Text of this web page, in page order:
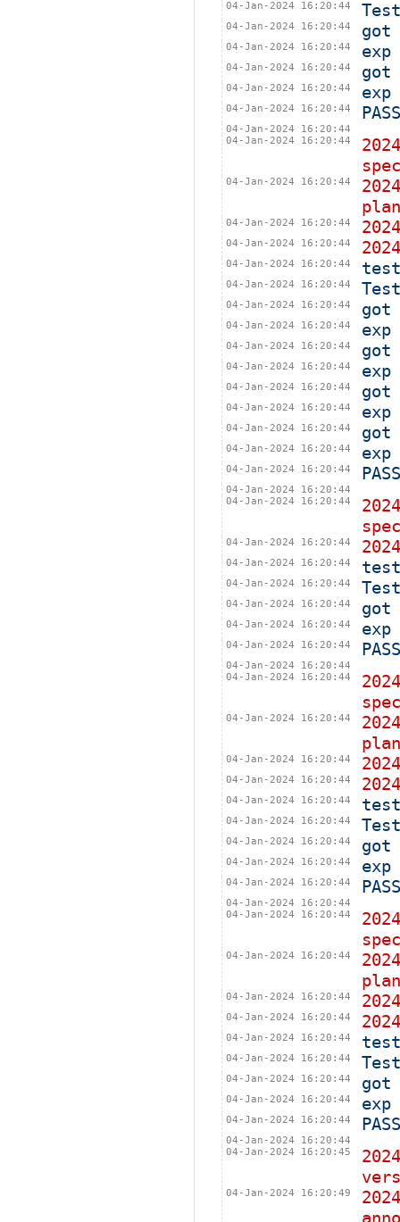
04-Jan-2024 16:20:44
04-Jan-2024 16:20:44 got
04-Jan-2024 16:20:44 exp
04-Jan-2024 16:20:44 got
04-Jan-2024 16:20:44 exp
04-Jan-2024 16:20:44
04-Jan-2024 16:20:44
04-Jan-2024 16:20:44
04-Jan-2024 16:20:44
04-Jan-2024 16:20:44
04-Jan-2024 16:20:44
04-Jan-2024 16:20:44
04-Jan-2024 16:20:44
04-Jan-2024 16:20:44 got
04-Jan-2024 16:20:44 exp
04-Jan-2024 16:20:44 got
04-Jan-2024 16:20:44 exp
04-Jan-2024 16:20:44 got
04-Jan-2024 16:20:44 exp
04-Jan-2024 16:20:44 got
04-Jan-2024 16:20:44 exp
04-Jan-2024 16:20:44
04-Jan-2024 16:20:44
04-Jan-2024 16:20:44
04-Jan-2024 16:20:44
04-Jan-2024 16:20:44
04-Jan-2024 16:20:44
04-Jan-2024 16:20:44 got
04-Jan-2024 16:20:44 exp
04-Jan-2024 16:20:44
04-Jan-2024 16:20:44
04-Jan-2024 16:20:44
04-Jan-2024 16:20:44
04-Jan-2024 16:20:44
04-Jan-2024 16:20:44
04-Jan-2024 16:20:44
04-Jan-2024 16:20:44
04-Jan-2024 16:20:44 got
04-Jan-2024 16:20:44 exp
04-Jan-2024 16:20:44
04-Jan-2024 16:20:44
04-Jan-2024 16:20:44
04-Jan-2024 16:20:44
04-Jan-2024 16:20:44
04-Jan-2024 16:20:44
04-Jan-2024 16:20:44
04-Jan-2024 16:20:44
04-Jan-2024 16:20:44 got
04-Jan-2024 16:20:44 exp
04-Jan-2024 16:20:44
04-Jan-2024 16:20:44
04-Jan-2024 16:20:45
04-Jan-2024 16:20:49